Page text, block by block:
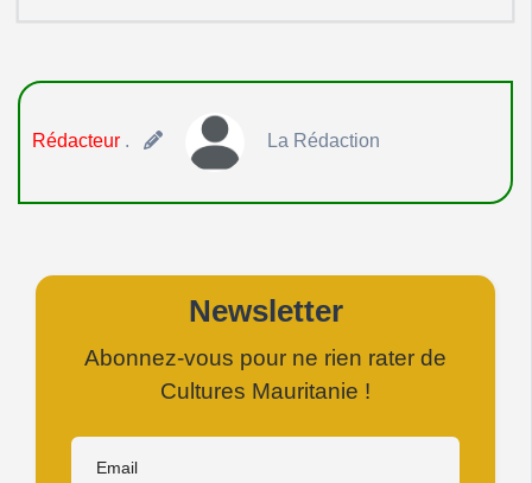
Rédacteur . La Rédaction
Newsletter
Abonnez-vous pour ne rien rater de
Cultures Mauritanie !